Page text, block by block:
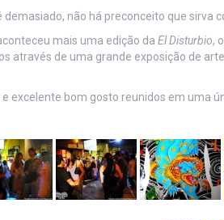
demasiado, não há preconceito que sirva
mais uma edição da El Disturbio,
através de uma grande exposição de
excelente bom gosto reunidos em uma